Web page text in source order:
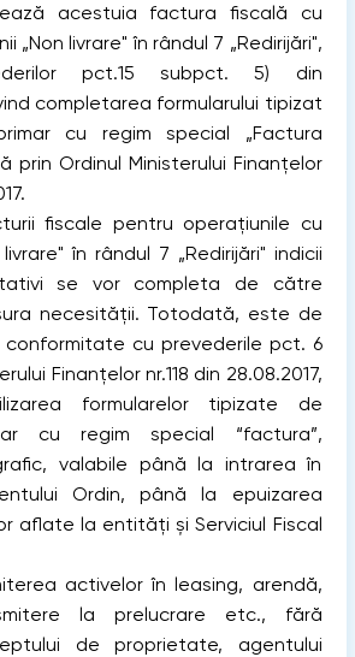
acestuia factura fiscală cu
„Non livrare" în rândul 7 „Redirijări",
pct.15 subpct. 5) din
completarea formularului tipizat
cu regim special „Factura
prin Ordinul Ministerului Finanțelor
fiscale pentru operațiunile cu
în rândul 7 „Redirijări" indicii
se vor completa de către
necesității. Totodată, este de
cu prevederile pct. 6
Finanțelor nr.118 din 28.08.2017,
formularelor tipizate de
cu regim special “factura”,
valabile până la intrarea în
Ordin, până la epuizarea
aflate la entități și Serviciul Fiscal
activelor în leasing, arendă,
la prelucrare etc., fără
de proprietate, agentului